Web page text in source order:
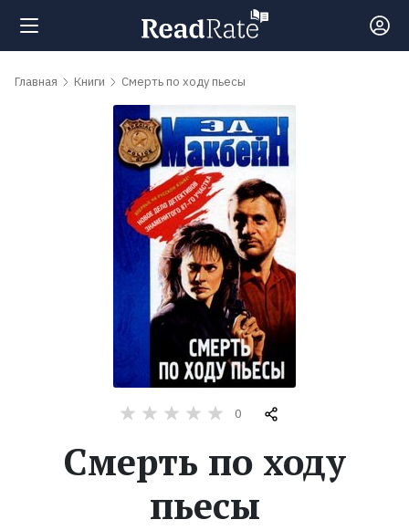
Поиск
Жанры
Главная Книги Смерть по ходу пьесы
0
Смерть по ходу
пьесы